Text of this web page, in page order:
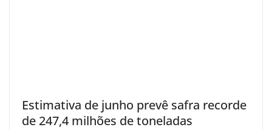
Estimativa de junho prevê safra recorde
de 247,4 milhões de toneladas